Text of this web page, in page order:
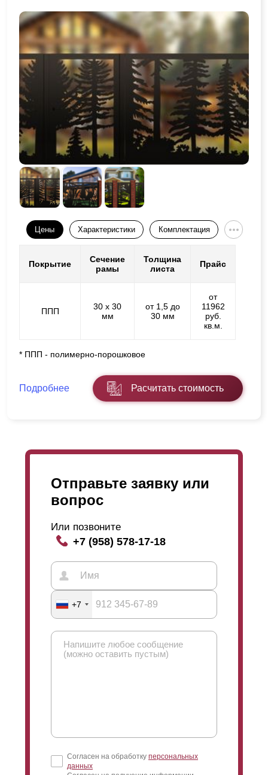
Цены Характеристики Комплектация
Покрытие
Сечение
рамы
Толщина
листа
Прайс
ППП
30 х 30
мм
от 1,5 до
30 мм
от
11962
руб.
кв.м.
* ППП - полимерно-порошковое
Подробнее Расчитать стоимость
Отправьте заявку или
вопрос
Или позвоните
+7 (958) 578-17-18
+7
Согласен на обработку персональных
данных